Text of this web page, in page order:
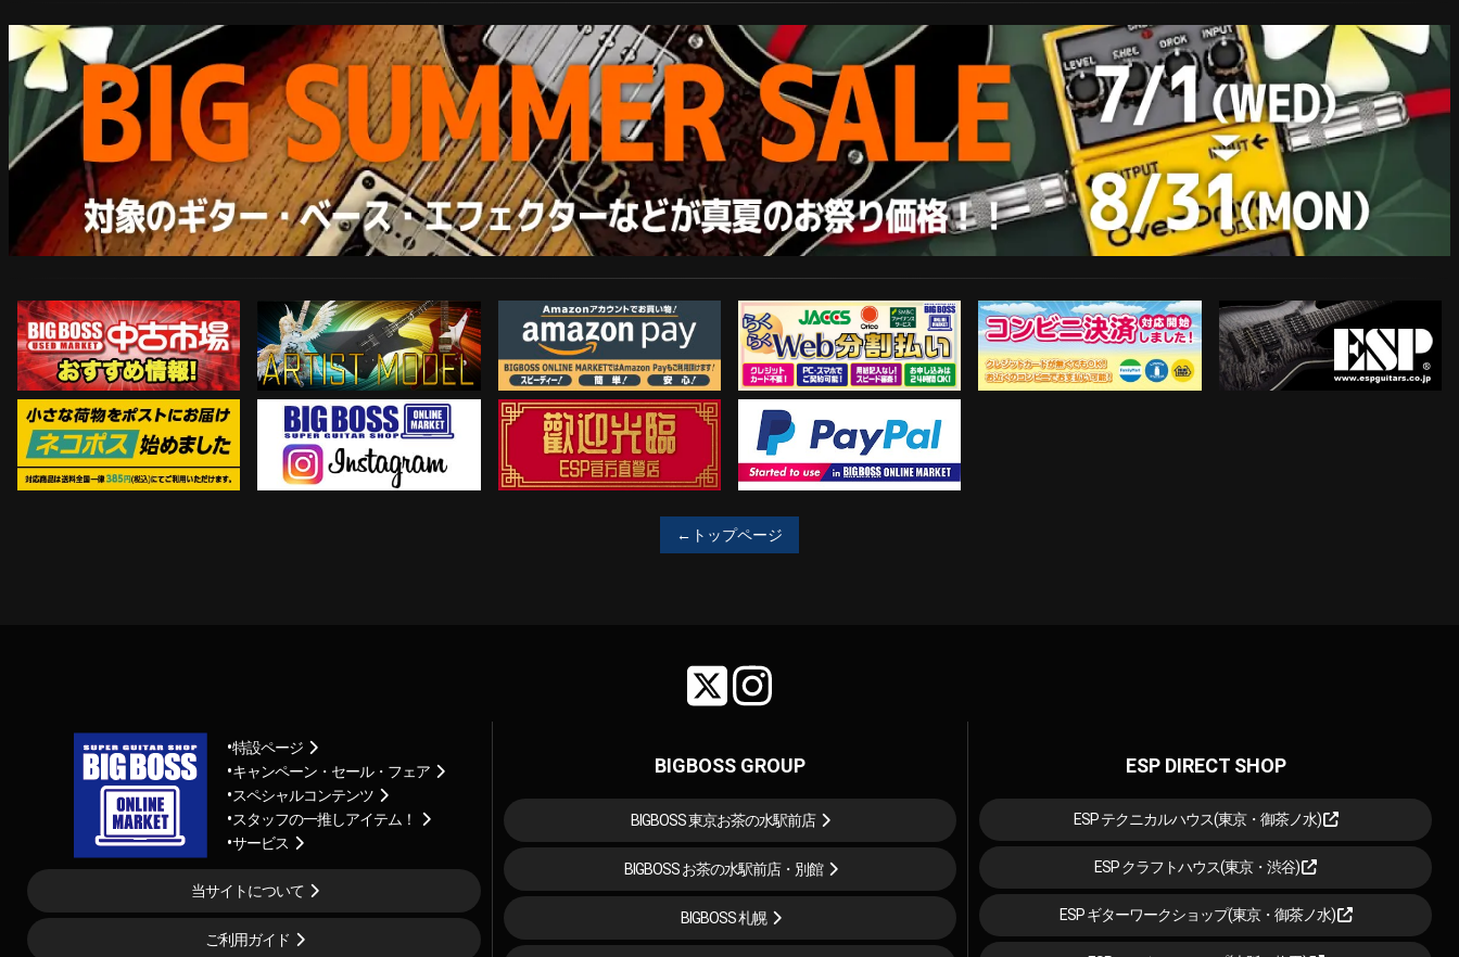
中古市場おすすめ情報!! ARTIST MODEL Amazon Pay らくらくWeb分割払い コンビニ決済対応開始！ ESP Guitars
ネコポス対象商品はコチラ Instagram 歓迎工臨 PayPal決済がご利用可能！
←トップページ
特設ページ
キャンペーン・セール・フェア
スペシャルコンテンツ
スタッフの一推しアイテム！
サービス
当サイトについて
ご利用ガイド
BIGBOSS GROUP
BIGBOSS 東京お茶の水駅前店
BIGBOSS お茶の水駅前店・別館
BIGBOSS 札幌
ESP DIRECT SHOP
ESP テクニカルハウス(東京・御茶ノ水)
ESP クラフトハウス(東京・渋谷)
ESP ギターワークショップ(東京・御茶ノ水)